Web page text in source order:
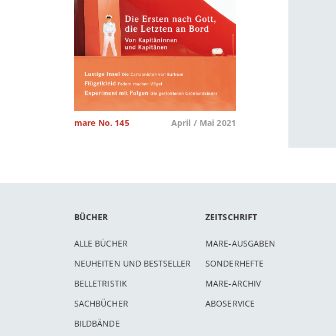
mare No. 145 April / Mai 2021
BÜCHER
ALLE BÜCHER
NEUHEITEN UND BESTSELLER
BELLETRISTIK
SACHBÜCHER
BILDBÄNDE
ZEITSCHRIFT
MARE-AUSGABEN
SONDERHEFTE
MARE-ARCHIV
ABOSERVICE